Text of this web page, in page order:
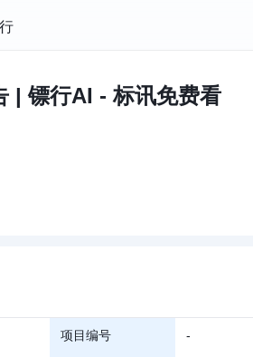
| 镖行AI - 标讯免费看
项目编号 -